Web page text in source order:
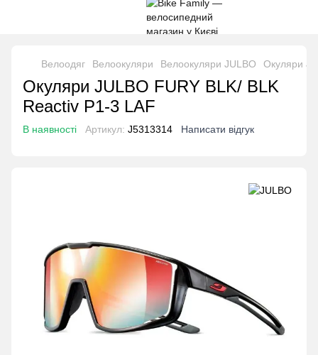
Велоодяг Велоокуляри Велоокуляри JULBO Окуляри
Окуляри JULBO FURY BLK/ BLK
Reactiv P1-3 LAF
В наявності Артикул: J5313314 Написати відгук